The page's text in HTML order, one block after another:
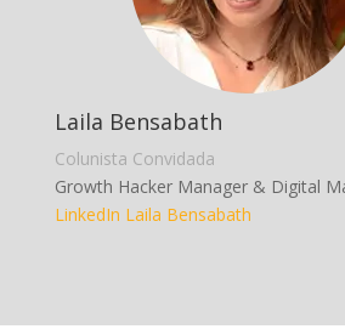
Laila Bensabath
Colunista Convidada
Growth Hacker Manager & Digital
LinkedIn Laila Bensabath